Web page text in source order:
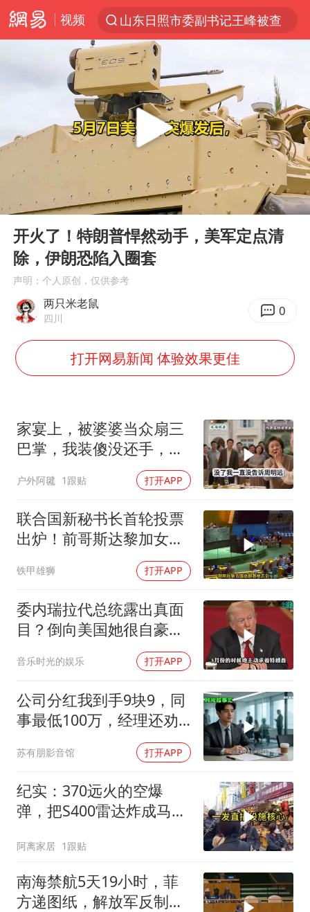
视频
山东日照市委副书记王峰被查
探寻“技能+”促就业创业新路
24小时不关空调 电费反而更低？
店主遭女子“鬼手”换钞
美国退回1000亿美元关税
38岁山东财大教授刘海明逝世
维持强台风级！白海豚直奔华东沿海
河南试行周五下午弹性离岗
顾客结账把钱扔地上 服务员霸气扔回
“天津之眼”摩天轮附近2人落水
银行午休1.5小时 留个窗口行不行
41岁女子为鼓励女儿考上985研究生
如何把百年大党建设得更加坚强有力
南太行山失联女孩最后信号不在山林
李亚鹏向地铁吐血女孩捐99999元
余承东口误将24999元电脑报成2499
Play
00:00 07:22
开火了！特朗普悍然动手，美军定点清
除，伊朗恐陷入圈套
声明：个人原创，仅供参考
两只米老鼠
四川 0
打开网易新闻 体验效果更佳
家宴上，被婆婆当众扇三
巴掌，我装傻没还手，悄
悄卖别墅搬家，8天后丈
夫全家10人被新户主请出
家门
户外阿毽 1跟贴 打开APP
联合国新秘书长首轮投票
出炉！前哥斯达黎加女副
总统高票领跑，坚定奉行
一中原则到底有多绝？
铁甲雄狮 打开APP
委内瑞拉代总统露出真面
目？倒向美国她很自豪
【独家】7月30号，委代
总统罗德里格斯竟突然开
炮怒点马杜罗，扬言马杜
罗的外交政策简直
音乐时光的娱乐 打开APP
公司分红我到手9块9，同
事最低100万，经理还劝
我续签，我笑了：不签了
苏有朋影音馆 打开APP
纪实：370远火的空爆
弹，把S400雷达炸成马蜂
了
阿离家居 1跟贴
南海禁航5天19小时，菲
方递图纸，解放军反制组